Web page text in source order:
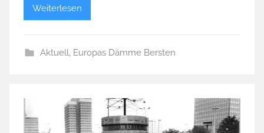
Weiterlesen
Aktuell, Europas Dämme Bersten